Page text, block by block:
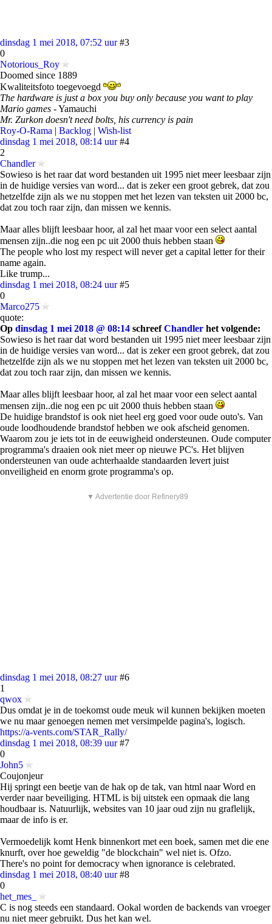
dinsdag 1 mei 2018, 07:52 uur #3
0
Notorious_Roy
Doomed since 1889
Kwaliteitsfoto toegevoegd
The hardware is just a box you buy only because you want to play
Mario games - Yamauchi
Mr. Zurkon doesn't need bolts, his currency is pain
Roy-O-Rama | Backlog | Wish-list
dinsdag 1 mei 2018, 08:14 uur #4
2
Chandler
Sowieso is het raar dat word bestanden uit 1995 niet meer leesbaar zijn
in de huidige versies van word... dat is zeker een groot gebrek, dat zou
hetzelfde zijn als we nu stoppen met het lezen van teksten uit 2000 bc,
dat zou toch raar zijn, dan missen we kennis.
Maar alles blijft leesbaar hoor, al zal het maar voor een select aantal
mensen zijn..die nog een pc uit 2000 thuis hebben staan
The people who lost my respect will never get a capital letter for their
name again.
Like trump...
dinsdag 1 mei 2018, 08:24 uur #5
0
Marco275
quote:
Op dinsdag 1 mei 2018 @ 08:14 schreefChandler het volgende:
Sowieso is het raar dat word bestanden uit 1995 niet meer leesbaar zijn
in de huidige versies van word... dat is zeker een groot gebrek, dat zou
hetzelfde zijn als we nu stoppen met het lezen van teksten uit 2000 bc,
dat zou toch raar zijn, dan missen we kennis.
Maar alles blijft leesbaar hoor, al zal het maar voor een select aantal
mensen zijn..die nog een pc uit 2000 thuis hebben staan
De huidige brandstof is ook niet heel erg goed voor oude outo's. Van
oude loodhoudende brandstof hebben we ook afscheid genomen.
Waarom zou je iets tot in de eeuwigheid ondersteunen. Oude computer
programma's draaien ook niet meer op nieuwe PC's. Het blijven
ondersteunen van oude achterhaalde standaarden levert juist
onveiligheid en enorm grote programma's op.
▼ Advertentie door Refinery89
dinsdag 1 mei 2018, 08:27 uur #6
1
qwox
Dus omdat je in de toekomst oude meuk wil kunnen bekijken moeten
we nu maar genoegen nemen met versimpelde pagina's, logisch.
https://a-vents.com/STAR_Rally/
dinsdag 1 mei 2018, 08:39 uur #7
0
John5
Coujonjeur
Hij springt een beetje van de hak op de tak, van html naar Word en
verder naar beveiliging. HTML is bij uitstek een opmaak die lang
houdbaar is. Natuurlijk, websites van 10 jaar oud zijn nu graflelijk,
maar de info is er.
Vermoedelijk komt Henk binnenkort met een boek, samen met die ene
knurft, over hoe geweldig "de blockchain" wel niet is. Ofzo.
There's no point for democracy when ignorance is celebrated.
dinsdag 1 mei 2018, 08:40 uur #8
0
het_mes_
C is nog steeds een standaard. Ookal worden de backends van vroeger
nu niet meer gebruikt. Dus het kan wel.